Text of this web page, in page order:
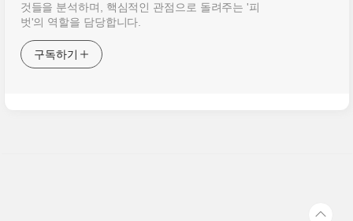
것들을 분석하며, 핵심적인 관점으로 돌려주는 '피
벗'의 역할을 담당합니다.
구독하기